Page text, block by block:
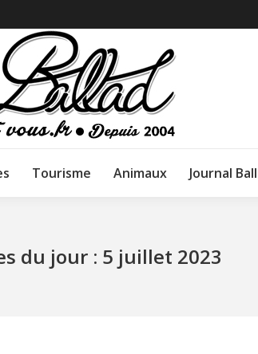
Tourisme Animaux Journal
du jour : 5 juillet 2023